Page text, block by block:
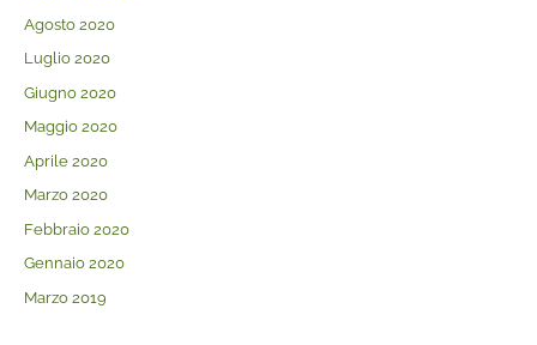
Agosto 2020
Luglio 2020
Giugno 2020
Maggio 2020
Aprile 2020
Marzo 2020
Febbraio 2020
Gennaio 2020
Marzo 2019